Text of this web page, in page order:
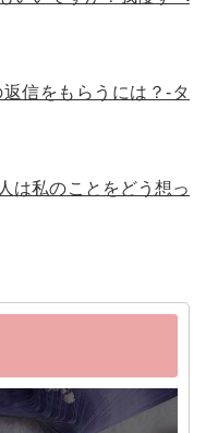
信をもらうには？-タ
は私のことをどう想っ